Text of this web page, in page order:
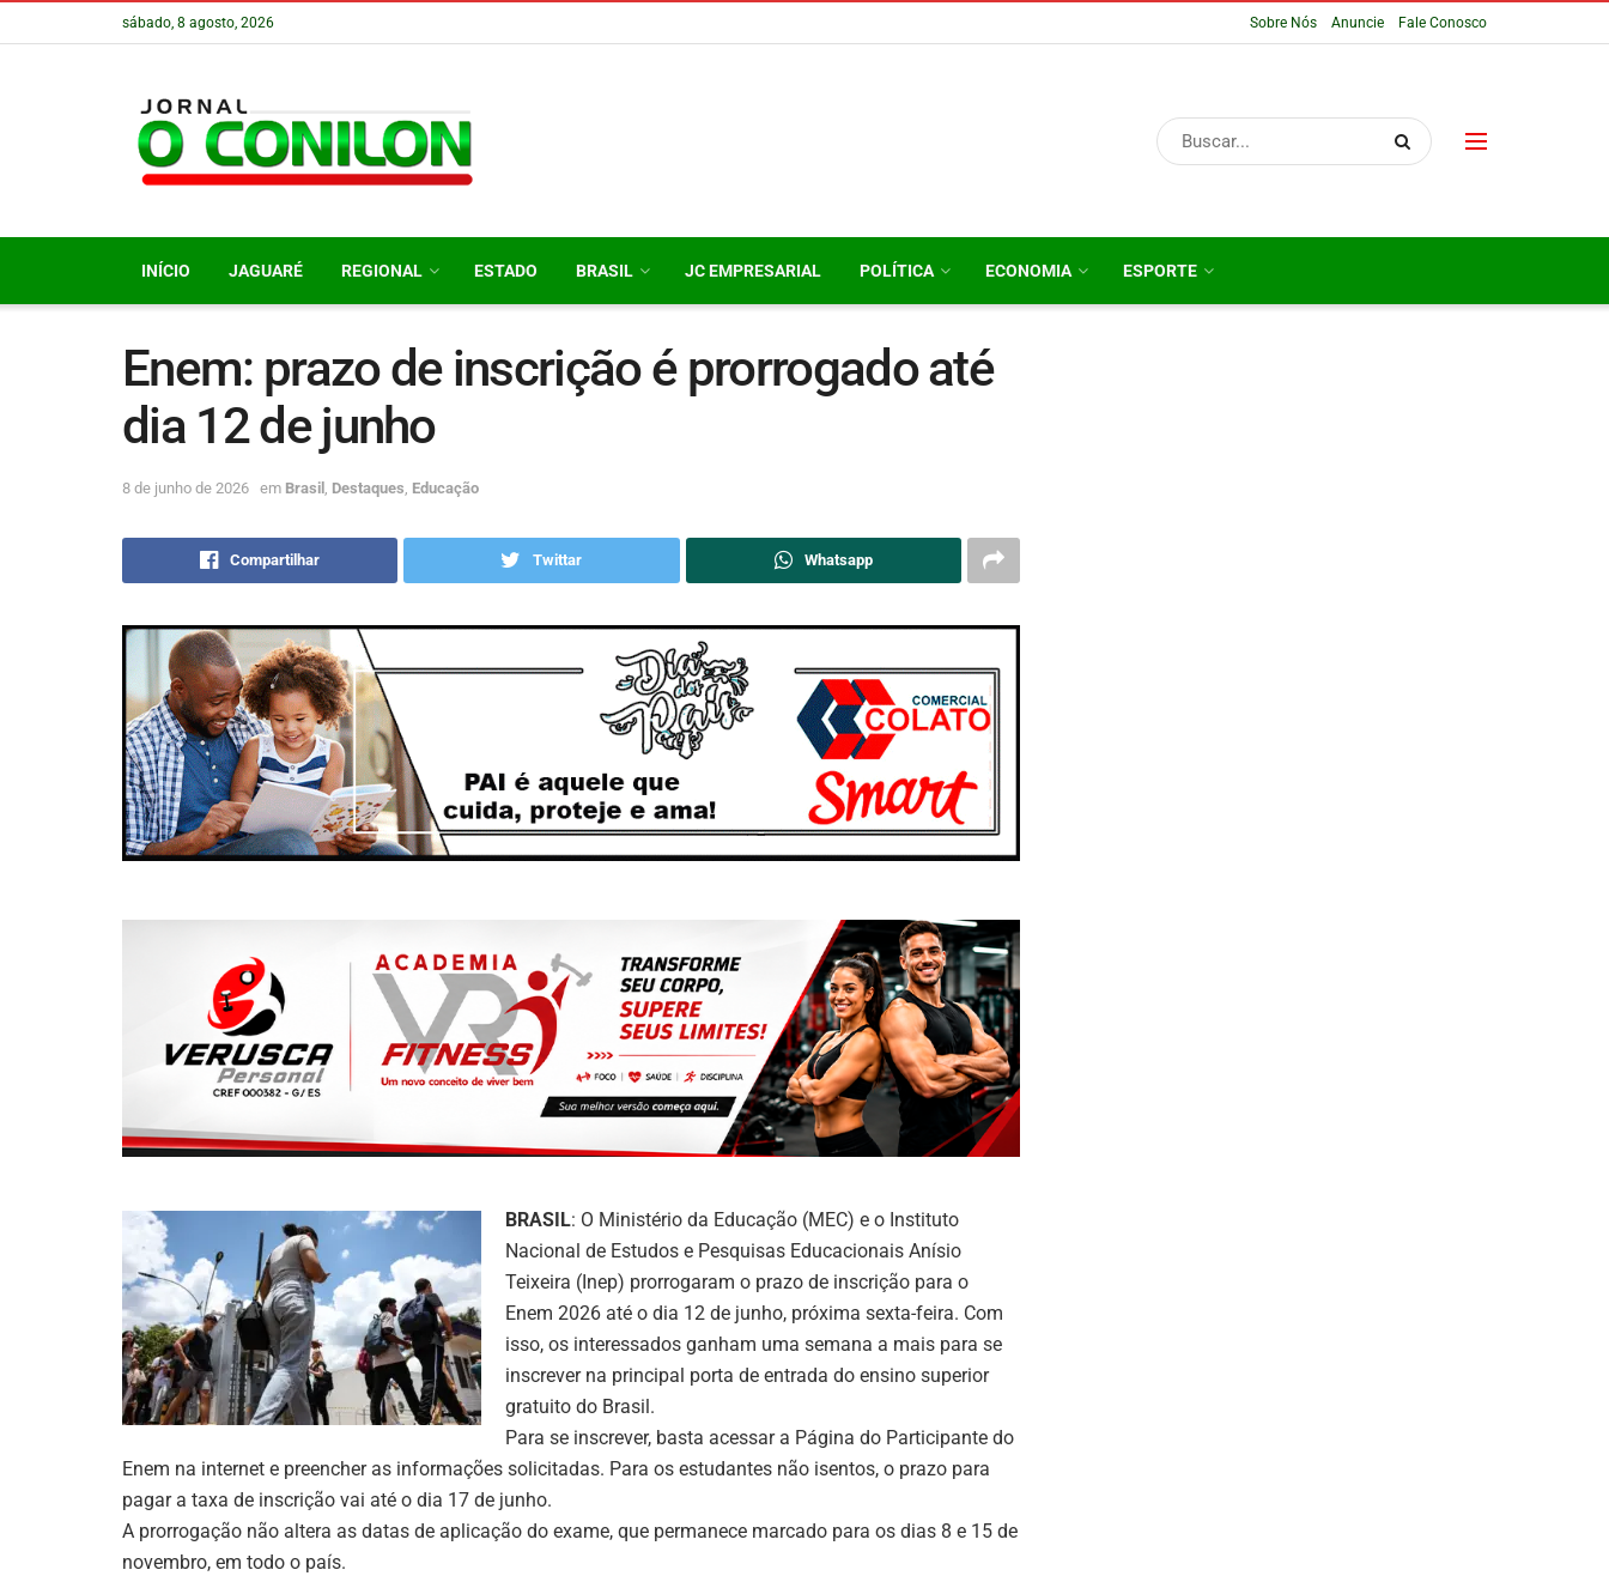
sábado, 8 agosto, 2026 Sobre Nós Anuncie Fale Conosco
INÍCIO JAGUARÉ REGIONAL ESTADO BRASIL JC EMPRESARIAL POLÍTICA ECONOMIA ESPORTE
Enem: prazo de inscrição é prorrogado até
dia 12 de junho
8 de junho de 2026 em Brasil Destaques Educação
Compartilhar Twittar Whatsapp
BRASIL: O Ministério da Educação (MEC) e o Instituto
Nacional de Estudos e Pesquisas Educacionais Anísio
Teixeira (Inep) prorrogaram o prazo de inscrição para o
Enem 2026 até o dia 12 de junho, próxima sexta-feira. Com
isso, os interessados ganham uma semana a mais para se
inscrever na principal porta de entrada do ensino superior
gratuito do Brasil.
Para se inscrever, basta acessar a Página do Participante do
Enem na internet e preencher as informações solicitadas. Para os estudantes não isentos, o prazo para
pagar a taxa de inscrição vai até o dia 17 de junho.
A prorrogação não altera as datas de aplicação do exame, que permanece marcado para os dias 8 e 15 de
novembro, em todo o país.